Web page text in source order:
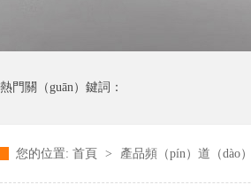
熱門關（guān）鍵詞：
您的位置: 首頁 > 產品頻（pín）道（dào）